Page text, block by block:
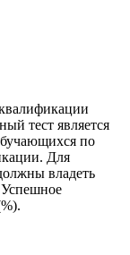
тест является
по
Для
владеть